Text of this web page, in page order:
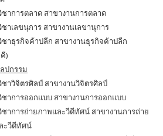
ชาการตลาด สาขางานการตลาด
าเลขนุการ สาขางานเลขานุการ
ชาธุรกิจค้าปลีก สาขางานธุรกิจค้าปลีก
)
ปกรรม
ชาวิจิตรศิลป์ สาขางานวิจิตรศิลป์
ชาการออกแบบ สาขางานการออกแบบ
ชาการถ่ายภาพและวีดีทัศน์ สาขางานการถ่าย
ะวีดีทัศน์